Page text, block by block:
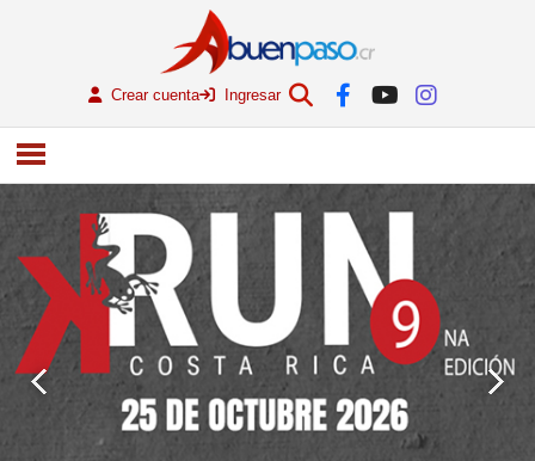
Crear cuenta Ingresar